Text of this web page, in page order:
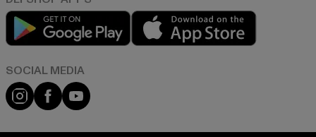
Play market
Instagram
FacebookYouTube